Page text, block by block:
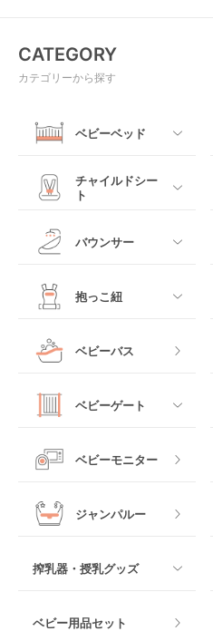
CATEGORY
カテゴリーから探す
ベビーベッド
すべて
レギュラーサイズベビ
ベッドインベッド
クーファン
マットレス・布団
ベビーベッドその他
チャイルドシー
ト
すべて
ジュニアシート
チャイルドシートその
他
バウンサー
すべて
ロッキングタイプ
抱っこ紐
すべて
抱っこ紐その他
ベビーバス
ベビーゲート
すべて
ベビーモニター
ジャンパルー
搾乳器・授乳グッズ
ベビー用品セット